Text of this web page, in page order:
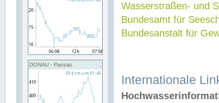
DONAU - Passau
Wasserstraßen- und
Bundesamt für
Bundesanstalt für
Internationale